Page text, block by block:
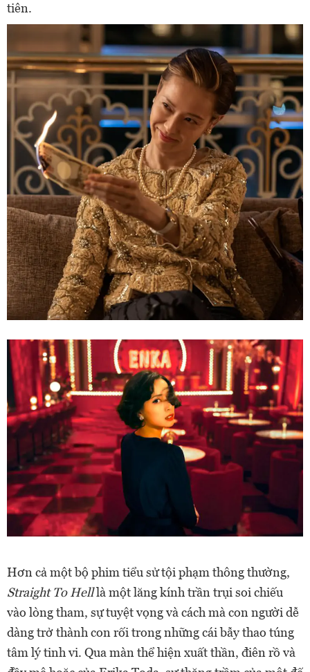
tiên.
Hơn cả một bộ phim tiểu sử tội phạm thông thường,
Straight To Helllà một lăng kính trần trụi soi chiếu
vào lòng tham, sự tuyệt vọng và cách mà con người dễ
dàng trở thành con rối trong những cái bẫy thao túng
tâm lý tinh vi. Qua màn thể hiện xuất thần, điên rồ và